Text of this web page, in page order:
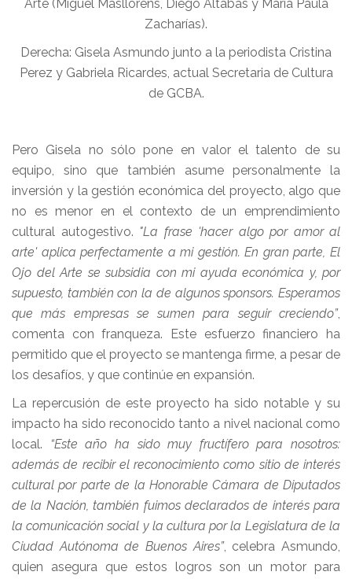
Arte (Miguel Masllorens, Diego Altabás y María Paula
Zacharías).
Derecha: Gisela Asmundo junto a la periodista Cristina
Perez y Gabriela Ricardes, actual Secretaria de Cultura
de GCBA.
Pero Gisela no sólo pone en valor el talento de su
equipo, sino que también asume personalmente la
inversión y la gestión económica del proyecto, algo que
no es menor en el contexto de un emprendimiento
cultural autogestivo. "La frase 'hacer algo por amor al
arte' aplica perfectamente a mi gestión. En gran parte, El
Ojo del Arte se subsidia con mi ayuda económica y, por
supuesto, también con la de algunos sponsors. Esperamos
que más empresas se sumen para seguir creciendo”,
comenta con franqueza. Este esfuerzo financiero ha
permitido que el proyecto se mantenga firme, a pesar de
los desafíos, y que continúe en expansión.
La repercusión de este proyecto ha sido notable y su
impacto ha sido reconocido tanto a nivel nacional como
local.
“Este año ha sido muy fructífero para nosotros:
además de recibir el reconocimiento como sitio de interés
cultural por parte de la Honorable Cámara de Diputados
de la Nación, también fuimos declarados de interés para
la comunicación social y la cultura por la Legislatura de la
Ciudad Autónoma de Buenos Aires”, celebra Asmundo,
quien asegura que estos logros son un motor para